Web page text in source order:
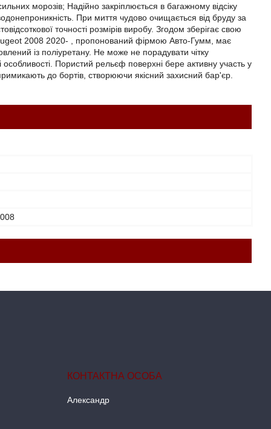
морозів; Надійно закріплюється в багажному відсіку
При миття чудово очищається від бруду за
точності розмірів виробу. Згодом зберігає свою
2008 2020- , пропонований фірмою Авто-Гумм, має
із поліуретану. Не може не порадувати чітку
Пористий рельєф поверхні бере активну участь у
до бортів, створюючи якісний захисний бар'єр.
Александр